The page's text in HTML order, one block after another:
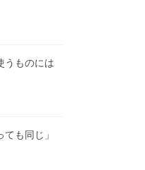
うものには
ても同じ」